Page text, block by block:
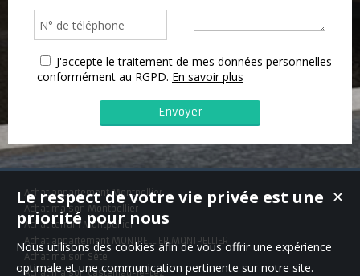
J'accepte le traitement de mes données personnelles
conformément au RGPD. En savoir plus
Achat appartement Montpellier
Achat maison Montpellier
Achat terrain Montpellier
Achat appartement MONTPELLIER,MONTPELLIER
Achat maison Sète
Achat maison Castelnau-le-Lez
✕
Le respect de votre vie privée est une
priorité pour nous
Nous utilisons des cookies afin de vous offrir une expérience
optimale et une communication pertinente sur notre site.